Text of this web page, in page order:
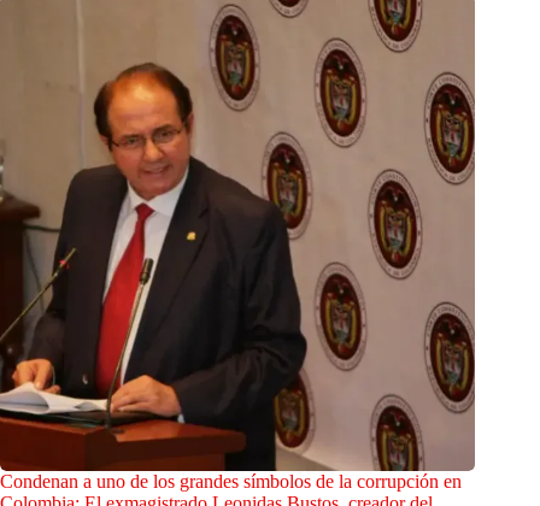
Condenan a uno de los grandes símbolos de la corrupción en